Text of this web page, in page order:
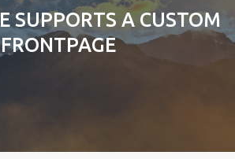
ー
SUPPORTS A CUSTOM
FRONTPAGE